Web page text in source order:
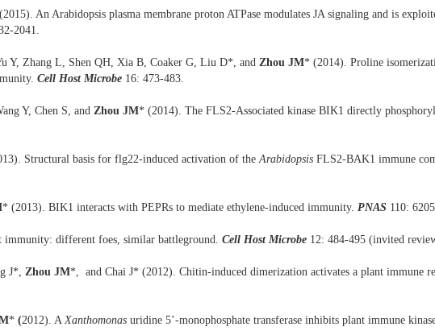
An Arabidopsis plasma membrane proton ATPase modulates JA signaling and is
2041.
Y, Zhang L, Shen QH, Xia B, Coaker G, Liu D*, and Zhou JM* (2014). Proline
Cell Host Microbe 16: 473-483.
Y, Chen S, and Zhou JM* (2014). The FLS2-Associated kinase BIK1 directly
Structural basis for flg22-induced activation of theArabidopsis FLS2-BAK1 immune
* (2013). BIK1 interacts with PEPRs to mediate ethylene-induced immunity. PNAS 110:
immunity: different foes, similar battleground. Cell Host Microbe 12: 484-495 (invited
J*, Zhou JM*, and Chai J* (2012). Chitin-induced dimerization activates a plant immune
* (2012). AXanthomonas uridine 5’-monophosphate transferase inhibits plant immune